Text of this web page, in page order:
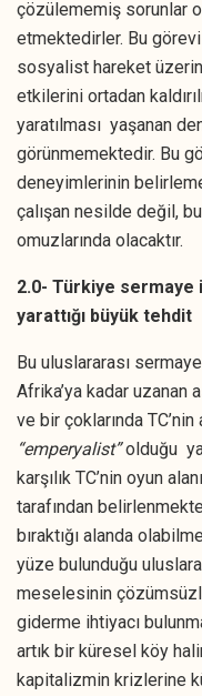
çözülememiş sorunlar
etmektedirler. Bu
sosyalist hareket
etkilerini ortadan
yaratılması yaşanan
görünmemektedir. Bu
deneyimlerinin
çalışan nesilde değil,
omuzlarında olacaktır.
2.0- Türkiye sermaye
yarattığı büyük tehdit
Bu uluslararası
Afrika’ya kadar uzanan
ve bir çoklarında
“emperyalist”olduğu
karşılık TC’nin oyun
tarafından
bıraktığı alanda
yüze bulunduğu
meselesinin
giderme ihtiyacı
artık bir küresel köy
kapitalizmin krizlerine